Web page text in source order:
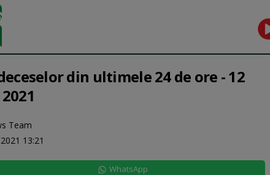
din ultimele 24 de ore - 12
Team
13:21
WhatsApp